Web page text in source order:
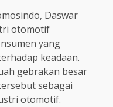
Daswar
otomotif
yang
keadaan.
gebrakan besar
sebagai
otomotif.